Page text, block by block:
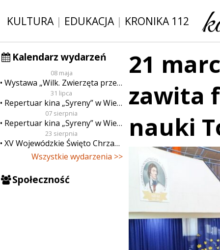
KULTURA| EDUKACJA| KRONIKA 112
Kalendarz wydarzeń
08 maja
Wystawa „Wilk. Zwierzęta przeklęte”
31 lipca
Repertuar kina „Syreny” w Wieluniu w dn. od 31 lipca do 6 sierpnia
07 sierpnia
Repertuar kina „Syreny” w Wieluniu w dn. od 7 do 13 sierpnia
23 sierpnia
XV Wojewódzkie Święto Chrzanu
Wszystkie wydarzenia >>
Społeczność
21
zawita
nauki